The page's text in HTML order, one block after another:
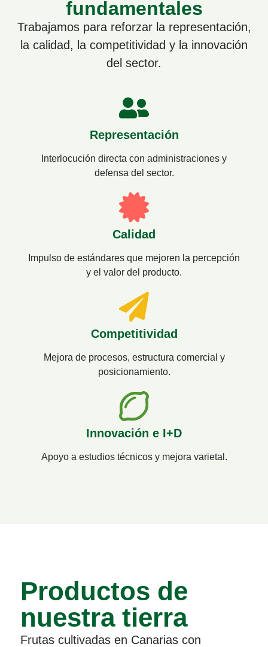
fundamentales
Trabajamos para reforzar la representación,
la calidad, la competitividad y la innovación
del sector.
Representación
Interlocución directa con administraciones y
defensa del sector.
Calidad
Impulso de estándares que mejoren la percepción
y el valor del producto.
Competitividad
Mejora de procesos, estructura comercial y
posicionamiento.
Innovación e I+D
Apoyo a estudios técnicos y mejora varietal.
Productos de
nuestra tierra
Frutas cultivadas en Canarias con